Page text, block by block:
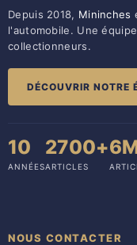
Depuis 2018, Mininches
l'automobile. Une
collectionneurs.
DÉCOUVRIR NOTRE
10
ANNÉES
2700+
ARTICLES
NOUS CONTACTER